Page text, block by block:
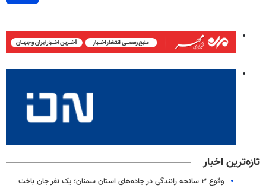
تازه‌ترین اخبار
وقوع ۳ سانحه رانندگی در جاده‌های استان سمنان؛ یک نفر جان باخت